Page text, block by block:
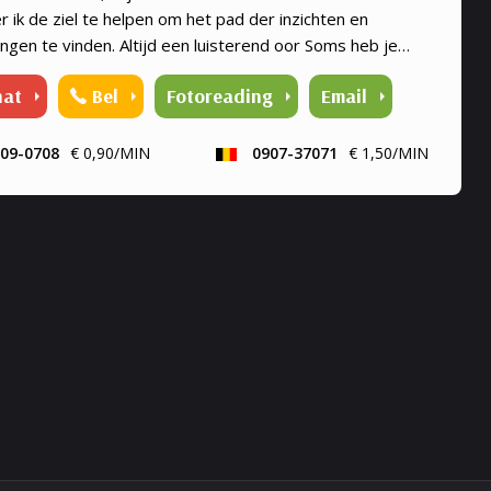
of wil je antwoorden van de Engelen/Spirit ? Ik sta
je klaar. Voel je welkom !!Liefs, Faye
ik de ziel te helpen om het pad der inzichten en
te vinden. Altijd een luisterend oor Soms heb je
of sta je voor keuzes en weet je het even niet meer,
Bel Fotoreading Email
0708 € 0,90/MIN 0907-37071 € 1,50/MIN